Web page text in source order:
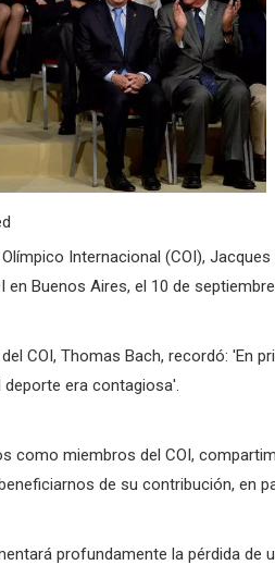
Internacional (COI),
en Buenos Aires, el 10 de
COI, Thomas Bach, recordó:
deporte era contagiosa'.
como miembros del COI,
de su contribución, en
profundamente la pérdida de